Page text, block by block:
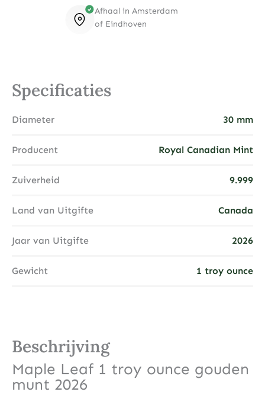
Afhaal in Amsterdam
of Eindhoven
Specificaties
Diameter 30 mm
Producent Royal Canadian Mint
Zuiverheid 9.999
Land van Uitgifte Canada
Jaar van Uitgifte 2026
Gewicht 1 troy ounce
Beschrijving
Maple Leaf 1 troy ounce gouden
munt 2026